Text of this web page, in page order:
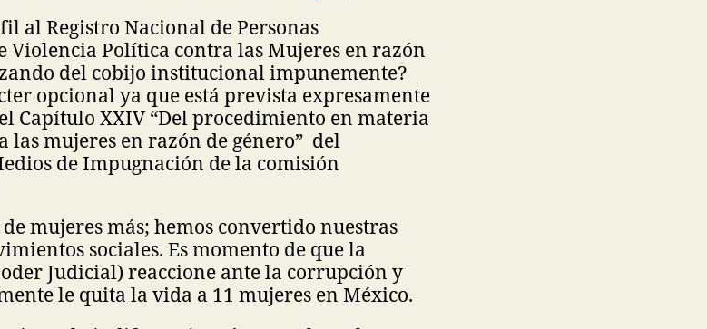
al Registro Nacional de Personas
Violencia Política contra las Mujeres en razón
del cobijo institucional impunemente?
opcional ya que está prevista expresamente
Capítulo XXIV “Del procedimiento en materia
mujeres en razón de género” del
de Impugnación de la comisión
mujeres más; hemos convertido nuestras
sociales. Es momento de que la
Judicial) reaccione ante la corrupción y
le quita la vida a 11 mujeres en México.